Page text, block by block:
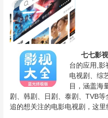
七七影
台的应用,影
电视剧、综
目，涵盖海
剧、韩剧、日剧、泰剧、TVB
追的想关注的电影电视剧，这里